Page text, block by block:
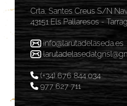
Crta, Santes Creus S/N
43151 Els Pallaresos -
info@larutadelaseda.es
(+34) 676 844 034
977 627 711